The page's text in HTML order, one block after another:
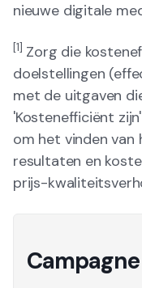
nieuwe digitale
[1] Zorg die
doelstellingen
met de uitgaven
'Kostenefficiënt
om het vinden
resultaten en
prijs-